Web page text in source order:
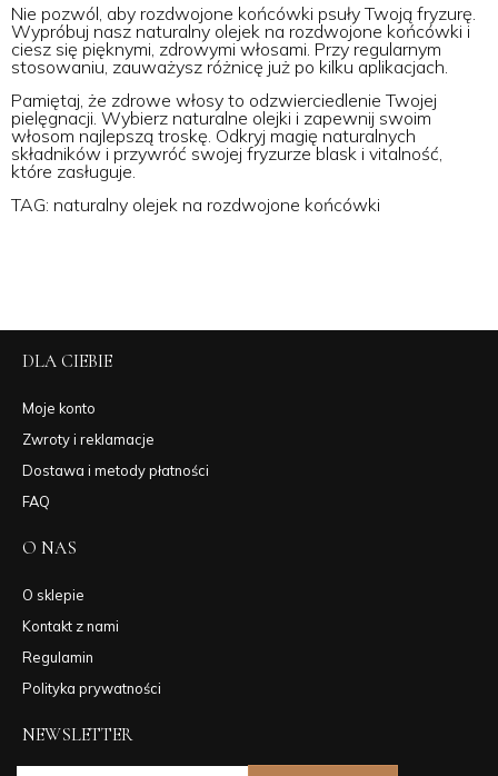
Nie pozwól, aby rozdwojone końcówki psuły Twoją fryzurę.
Wypróbuj nasz naturalny olejek na rozdwojone końcówki i
ciesz się pięknymi, zdrowymi włosami. Przy regularnym
stosowaniu, zauważysz różnicę już po kilku aplikacjach.
Pamiętaj, że zdrowe włosy to odzwierciedlenie Twojej
pielęgnacji. Wybierz naturalne olejki i zapewnij swoim
włosom najlepszą troskę. Odkryj magię naturalnych
składników i przywróć swojej fryzurze blask i vitalność,
które zasługuje.
TAG: naturalny olejek na rozdwojone końcówki
DLA CIEBIE
Moje konto
Zwroty i reklamacje
Dostawa i metody płatności
FAQ
O NAS
O sklepie
Kontakt z nami
Regulamin
Polityka prywatności
NEWSLETTER